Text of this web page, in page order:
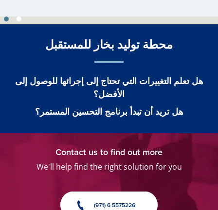
محطة توليد بخار للمستقبل
هل تعلم التغييرات التي تحتاج إلى إجرائها للوصول إلى
الأفضل؟
هل تريد أن تبدأ برنامج التحسين المستمر؟
Contact us to find out more
We'll help find the right solution for you
(971) 6 5575226